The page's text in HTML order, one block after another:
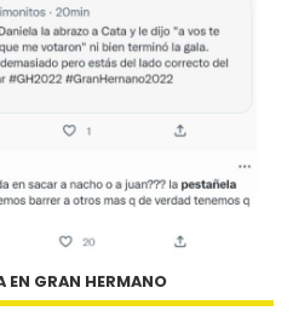
EN GRAN HERMANO